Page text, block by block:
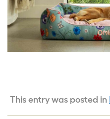
This entry was posted in